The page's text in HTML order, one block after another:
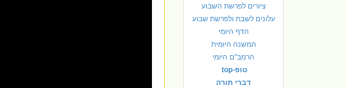
ציורים לפרשת השבוע
עלונים לשבת ולפרשת שבוע
הדף היומי
המשנה היומית
הרמב"ם היומי
טופ-top
דברי תורה